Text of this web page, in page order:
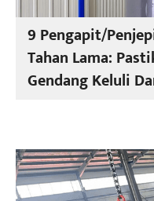
9 Pengapit/
Tahan Lama:
Gendang Keluli